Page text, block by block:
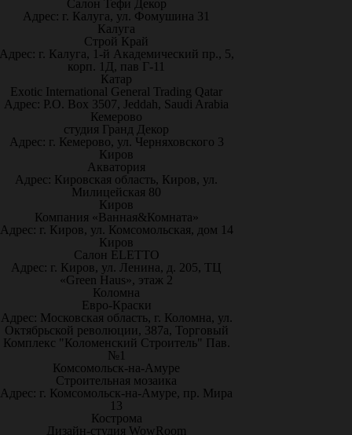
Салон Тефи Декор
Адрес: г. Калуга, ул. Фомушина 31
Калуга
Строй Край
г. Калуга, 1-й Академический пр., 5,
корп. 1Д, пав Г-11
Катар
Exotic International General Trading Qatar
Адрес: P.O. Box 3507, Jeddah, Saudi Arabia
Кемерово
студия Гранд Декор
Адрес: г. Кемерово, ул. Черняховского 3
Киров
Акватория
Адрес: Кировская область, Киров, ул.
Милицейская 80
Киров
Компания «Ванная&Комната»
Адрес: г. Киров, ул. Комсомольская, дом 14
Киров
Салон ELETTO
Адрес: г. Киров, ул. Ленина, д. 205, ТЦ
«Green Haus», этаж 2
Коломна
Евро-Краски
Адрес: Московская область, г. Коломна, ул.
Октябрьской революции, 387а, Торговый
Комплекс "Коломенский Строитель" Пав.
№1
Комсомольск-на-Амуре
Строительная мозаика
Адрес: г. Комсомольск-на-Амуре, пр. Мира
13
Кострома
Дизайн-студия WowRoom